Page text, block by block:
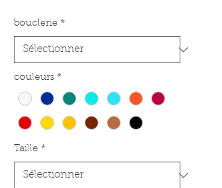
bouclerie *
couleurs *
Taille *